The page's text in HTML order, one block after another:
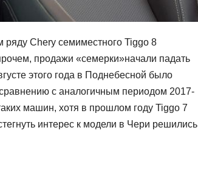
ряду Chery семиместного Tiggo 8
продажи «семерки»начали падать
этого года в Поднебесной было
с аналогичным периодом 2017-
машин, хотя в прошлом году Tiggo 7
интерес к модели в Чери решились